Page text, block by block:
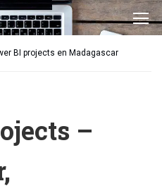
BI projects en Madagascar
–